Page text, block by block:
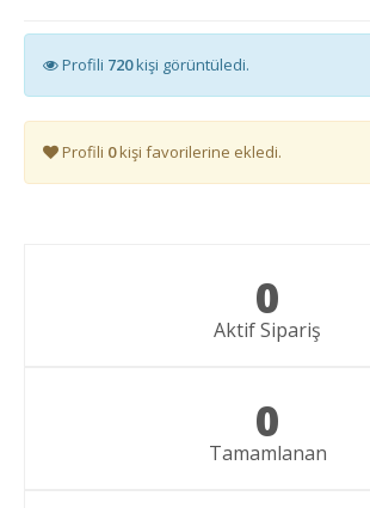
Profili 720kişi görüntüledi.
Profili 0kişi favorilerine ekledi.
0
Aktif Sipariş
0
Tamamlanan